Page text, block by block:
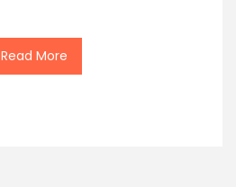
Read More